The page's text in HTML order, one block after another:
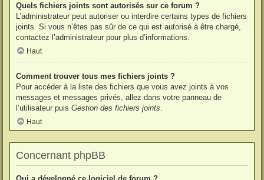
Quels fichiers joints sont autorisés sur ce forum ?
L’administrateur peut autoriser ou interdire certains types de fichiers
joints. Si vous n’êtes pas sûr de ce qui est autorisé à être chargé,
contactez l’administrateur pour plus d’informations.
Haut
Comment trouver tous mes fichiers joints ?
Pour accéder à la liste des fichiers que vous avez joints à vos
messages et messages privés, allez dans votre panneau de
l’utilisateur puis Gestion des fichiers joints
Haut
Concernant phpBB